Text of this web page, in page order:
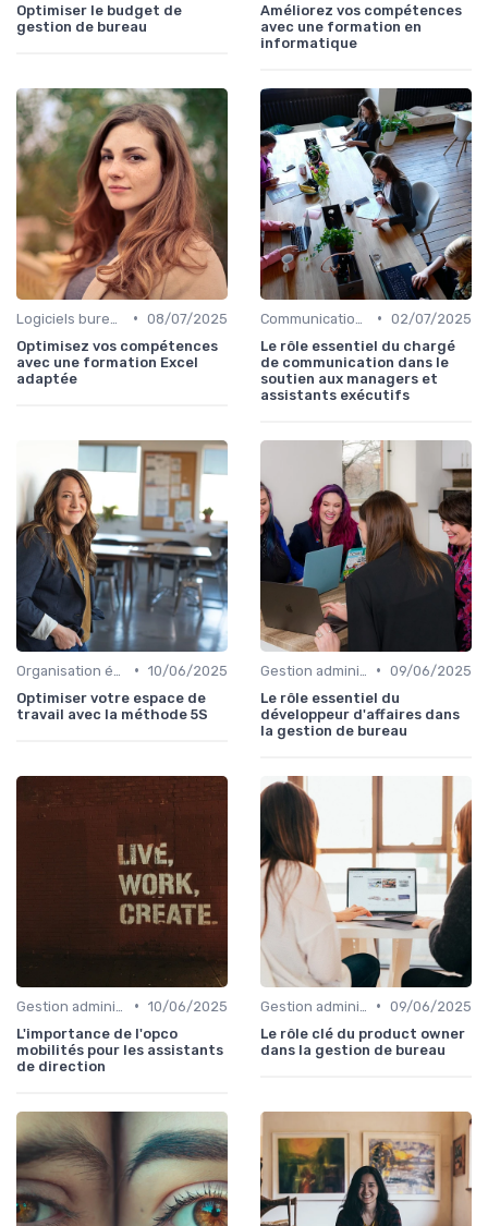
Optimiser le budget de
gestion de bureau
Améliorez vos compétences
avec une formation en
informatique
• 08/07/2025
Optimisez vos compétences
avec une formation Excel
adaptée
• 02/07/2025
Le rôle essentiel du chargé
de communication dans le
soutien aux managers et
assistants exécutifs
• 10/06/2025
Optimiser votre espace de
travail avec la méthode 5S
• 09/06/2025
Le rôle essentiel du
développeur d'affaires dans
la gestion de bureau
• 10/06/2025
L'importance de l'opco
mobilités pour les assistants
de direction
• 09/06/2025
Le rôle clé du product owner
dans la gestion de bureau